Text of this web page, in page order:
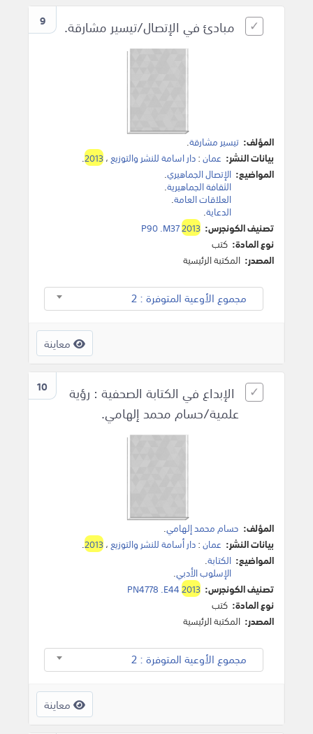
9 مبادئ في الإتصال/تيسير مشارقة.
المؤلف: تيسير مشارقة.
بيانات النشر: عمان:دار اسامة للنشر والتوزيع،2013
.
المواضيع: الإتصال الجماهيري.
الثقافة الجماهيرية.
العلاقات العامة.
الدعاية.
تصنيف الكونجرس:
P90 .M372013
نوع المادة: كتب
المصدر: المكتبة الرئيسية
مجموع الأوعية المتوفرة : 2
معاينة
10
الإبداع في الكتابة الصحفية : رؤية
علمية/حسام محمد إلهامي.
المؤلف: حسام محمد إلهامي.
بيانات النشر: عمان:دار أسامة للنشر والتوزيع،2013
.
المواضيع: الكتابة.
الإسلوب الأدبي.
تصنيف الكونجرس:
PN4778 .E442013
نوع المادة: كتب
المصدر: المكتبة الرئيسية
مجموع الأوعية المتوفرة : 2
معاينة